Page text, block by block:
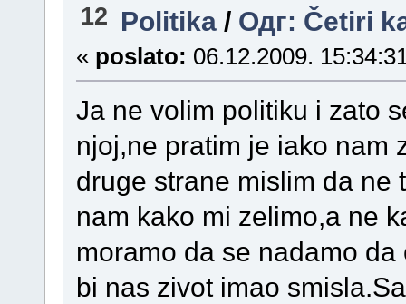
12 Politika / Одг: Četiri
« poslato: 06.12.2009.
Ja ne volim politiku i zato
njoj,ne pratim je iako nam
druge strane mislim da ne
nam kako mi zelimo,a ne
moramo da se nadamo
bi nas zivot imao